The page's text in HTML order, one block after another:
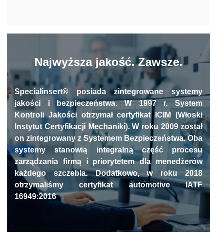
Najwyższa jakość. Zawsze.
Specialinsert® posiada zintegrowane systemy
jakości i bezpieczeństwa. W 1997 r. System
Kontroli Jakości otrzymał certyfikat ICIM (Włoski
Instytut Certyfikacji Mechaniki). W roku 2009 został
on zintegrowany z Systemem Bezpieczeństwa. Oba
systemy stanowią integralną część procesu
zarządzania firmą i priorytetem dla menedżerów
każdego szczebla. Dodatkowo, w roku 2018
otrzymaliśmy certyfikat automotive IATF
16949:2016